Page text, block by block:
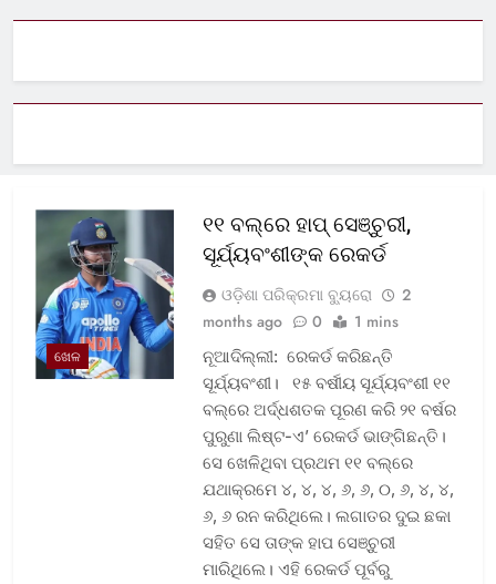
ଖେଳ
୧୧ ବଲ୍‌ରେ ହାପ୍ ସେଞ୍ଚୁରୀ,
ସୂର୍ଯ୍ୟବଂଶୀଙ୍କ ରେକର୍ଡ
ଓଡ଼ିଶା ପରିକ୍ରମା ବ୍ୟୁରୋ
2
months ago
0 1 mins
ନୂଆଦିଲ୍ଲୀ: ରେକର୍ଡ କରିଛନ୍ତି
ସୂର୍ଯ୍ୟବଂଶୀ। ୧୫ ବର୍ଷୀୟ ସୂର୍ଯ୍ୟବଂଶୀ ୧୧
ବଲ୍‌ରେ ଅର୍ଦ୍ଧଶତକ ପୂରଣ କରି ୨୧ ବର୍ଷର
ପୁରୁଣା ଲିଷ୍ଟ-ଏ’ ରେକର୍ଡ ଭାଙ୍ଗିଛନ୍ତି।
ସେ ଖେଳିଥିବା ପ୍ରଥମ ୧୧ ବଲ୍‌ରେ
ଯଥାକ୍ରମେ ୪, ୪, ୪, ୬, ୬, ୦, ୬, ୪, ୪,
୬, ୬ ରନ କରିଥିଲେ। ଲଗାତର ଦୁଇ ଛକା
ସହିତ ସେ ତାଙ୍କ ହାପ ସେଞ୍ଚୁରୀ
ମାରିଥିଲେ। ଏହି ରେକର୍ଡ ପୂର୍ବରୁ